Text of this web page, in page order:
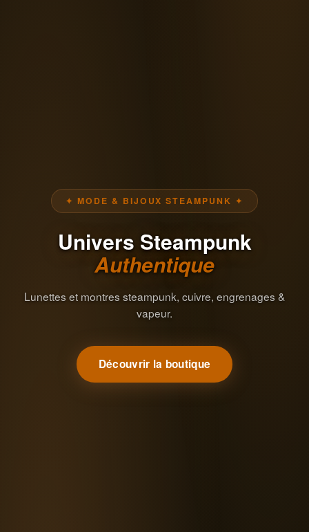
✦ MODE & BIJOUX STEAMPUNK ✦
Univers Steampunk
Authentique
Lunettes et montres steampunk, cuivre, engrenages &
vapeur.
Découvrir la boutique